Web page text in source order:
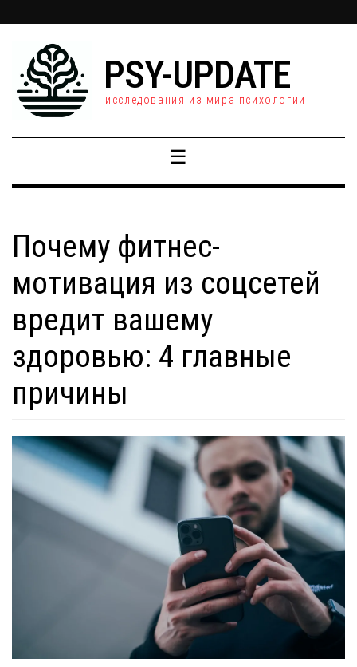
PSY-UPDATE
исследования из мира психологии
☰
Почему фитнес-
мотивация из соцсетей
вредит вашему
здоровью: 4 главные
причины